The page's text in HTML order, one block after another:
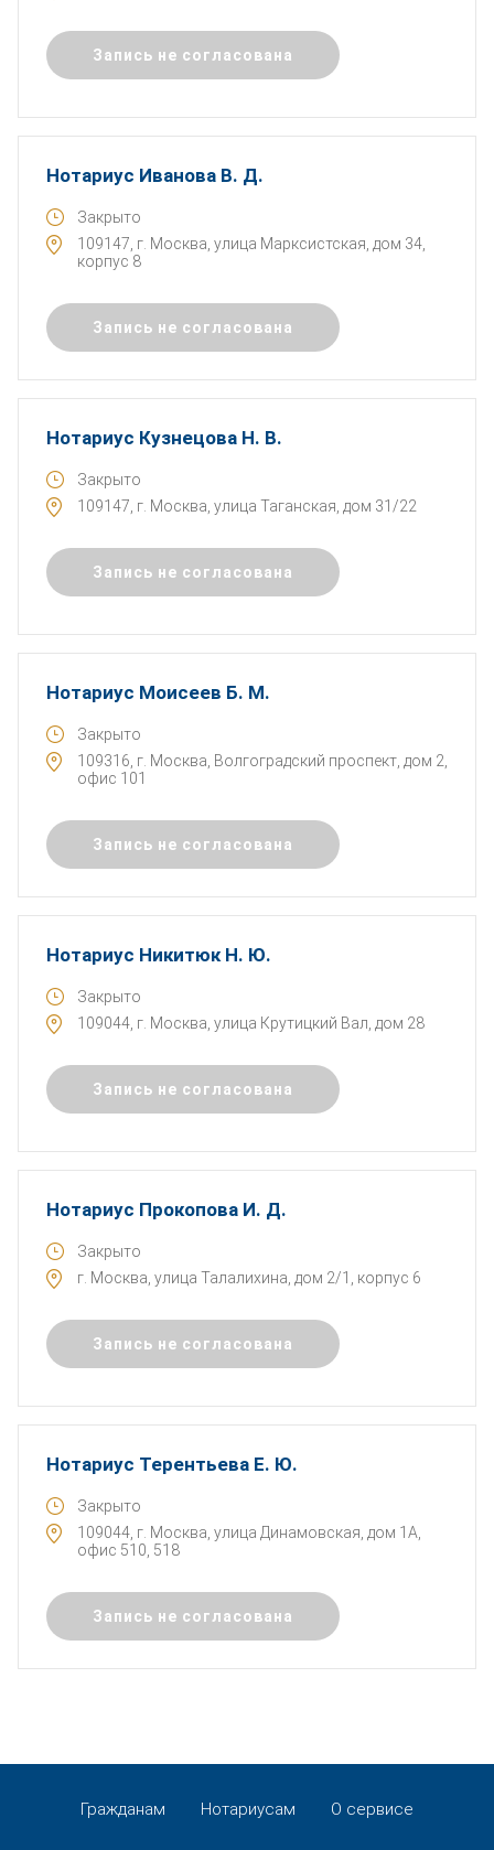
Запись не согласована
Нотариус Иванова В. Д.
Закрыто
109147, г. Москва, улица Марксистская, дом 34,
корпус 8
Запись не согласована
Нотариус Кузнецова Н. В.
Закрыто
109147, г. Москва, улица Таганская, дом 31/22
Запись не согласована
Нотариус Моисеев Б. М.
Закрыто
109316, г. Москва, Волгоградский проспект, дом 2,
офис 101
Запись не согласована
Нотариус Никитюк Н. Ю.
Закрыто
109044, г. Москва, улица Крутицкий Вал, дом 28
Запись не согласована
Нотариус Прокопова И. Д.
Закрыто
г. Москва, улица Талалихина, дом 2/1, корпус 6
Запись не согласована
Нотариус Терентьева Е. Ю.
Закрыто
109044, г. Москва, улица Динамовская, дом 1А,
офис 510, 518
Запись не согласована
Гражданам Нотариусам О сервисе